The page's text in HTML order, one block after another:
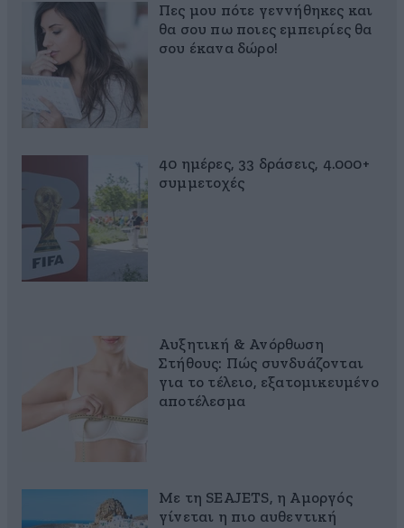
Πες μου πότε γεννήθηκες και
θα σου πω ποιες εμπειρίες θα
σου έκανα δώρο!
40 ημέρες, 33 δράσεις, 4.000+
συμμετοχές
Αυξητική & Ανόρθωση
Στήθους: Πώς συνδυάζονται
για το τέλειο, εξατομικευμένο
αποτέλεσμα
Με τη SEAJETS, η Αμοργός
γίνεται η πιο αυθεντική